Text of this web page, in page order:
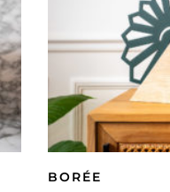
BORÉE